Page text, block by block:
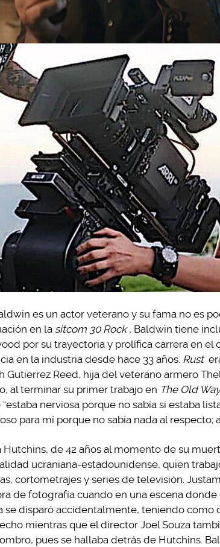
es un actor veterano y su fama no es
en la sitcom 30 Rock , Baldwin tiene
por su trayectoria y prolífica carrera en el
en la industria desde hace 33 años. Rust
Gutierrez Reed, hija del veterano armero
al terminar su primer trabajo en The Old Way
nerviosa porque no sabía si estaba
para mí porque no sabía nada al respecto;
Hutchins, de 42 años al momento de su
ucraniana-estadounidense, quien
cortometrajes y series de televisión.
de fotografía cuando en una escena
se disparó accidentalmente, teniendo
mientras que el director Joel Souza
pues se hallaba detrás de Hutchins.